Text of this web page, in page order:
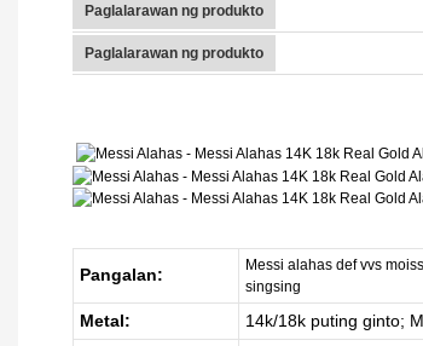
Paglalarawan ng produkto
Paglalarawan ng produkto
Pangalan:
Messi alahas def vvs
singsing
Metal:
14k/18k puting ginto;